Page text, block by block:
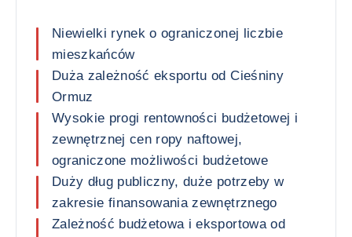
Niewielki rynek o ograniczonej liczbie
mieszkańców
Duża zależność eksportu od Cieśniny
Ormuz
Wysokie progi rentowności budżetowej i
zewnętrznej cen ropy naftowej,
ograniczone możliwości budżetowe
Duży dług publiczny, duże potrzeby w
zakresie finansowania zewnętrznego
Zależność budżetowa i eksportowa od